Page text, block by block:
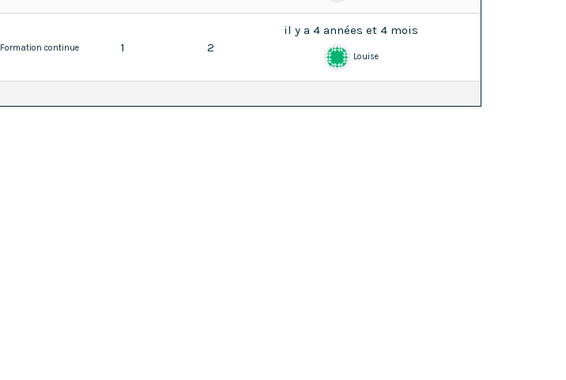
Formation continue 1 2
il y a 4 années et 4 mois
Louise